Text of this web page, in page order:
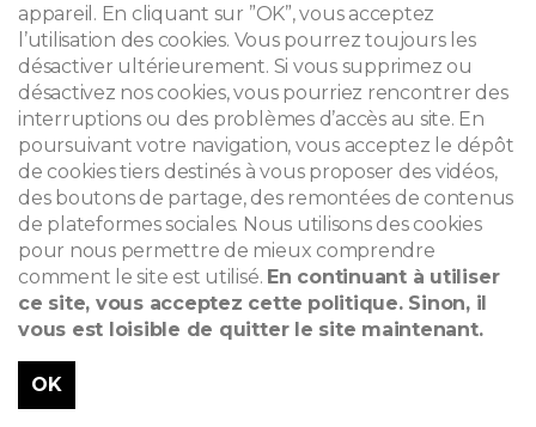
appareil. En cliquant sur ”OK”, vous acceptez
l’utilisation des cookies. Vous pourrez toujours les
désactiver ultérieurement. Si vous supprimez ou
désactivez nos cookies, vous pourriez rencontrer des
interruptions ou des problèmes d’accès au site. En
poursuivant votre navigation, vous acceptez le dépôt
de cookies tiers destinés à vous proposer des vidéos,
des boutons de partage, des remontées de contenus
de plateformes sociales. Nous utilisons des cookies
pour nous permettre de mieux comprendre
comment le site est utilisé. En continuant à utiliser
ce site, vous acceptez cette politique. Sinon, il
vous est loisible de quitter le site maintenant.
OK